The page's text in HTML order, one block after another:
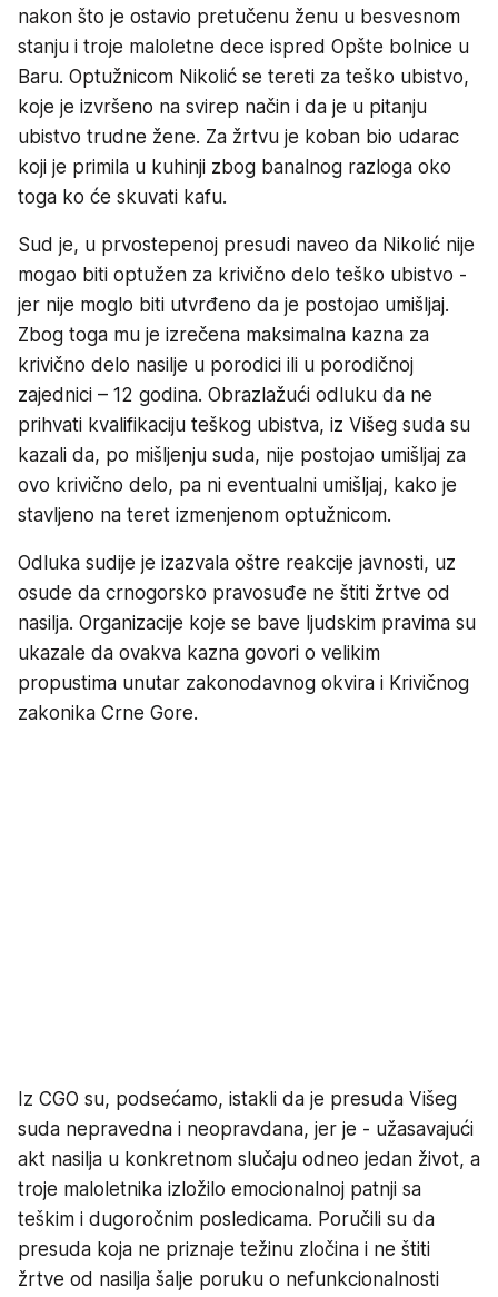
nakon što je ostavio pretučenu ženu u besvesnom
stanju i troje maloletne dece ispred Opšte bolnice u
Baru. Optužnicom Nikolić se tereti za teško ubistvo,
koje je izvršeno na svirep način i da je u pitanju
ubistvo trudne žene. Za žrtvu je koban bio udarac
koji je primila u kuhinji zbog banalnog razloga oko
toga ko će skuvati kafu.
Sud je, u prvostepenoj presudi naveo da Nikolić nije
mogao biti optužen za krivično delo teško ubistvo -
jer nije moglo biti utvrđeno da je postojao umišljaj.
Zbog toga mu je izrečena maksimalna kazna za
krivično delo nasilje u porodici ili u porodičnoj
zajednici – 12 godina. Obrazlažući odluku da ne
prihvati kvalifikaciju teškog ubistva, iz Višeg suda su
kazali da, po mišljenju suda, nije postojao umišljaj za
ovo krivično delo, pa ni eventualni umišljaj, kako je
stavljeno na teret izmenjenom optužnicom.
Odluka sudije je izazvala oštre reakcije javnosti, uz
osude da crnogorsko pravosuđe ne štiti žrtve od
nasilja. Organizacije koje se bave ljudskim pravima su
ukazale da ovakva kazna govori o velikim
propustima unutar zakonodavnog okvira i Krivičnog
zakonika Crne Gore.
Iz CGO su, podsećamo, istakli da je presuda Višeg
suda nepravedna i neopravdana, jer je - užasavajući
akt nasilja u konkretnom slučaju odneo jedan život, a
troje maloletnika izložilo emocionalnoj patnji sa
teškim i dugoročnim posledicama. Poručili su da
presuda koja ne priznaje težinu zločina i ne štiti
žrtve od nasilja šalje poruku o nefunkcionalnosti